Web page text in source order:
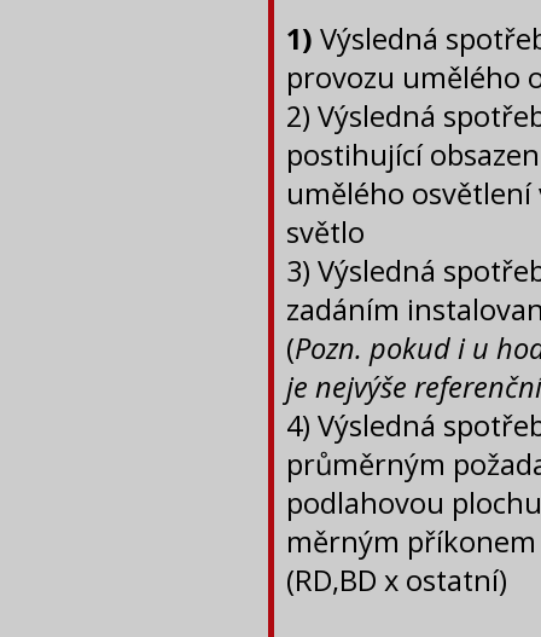
1) Výsledná
provozu umělého
2) Výsledná
postihující
umělého osvětlení
světlo
3) Výsledná
zadáním
(Pozn. pokud i u
je nejvýše
4) Výsledná
průměrným
podlahovou
měrným příkonem
(RD,BD x ostatní)